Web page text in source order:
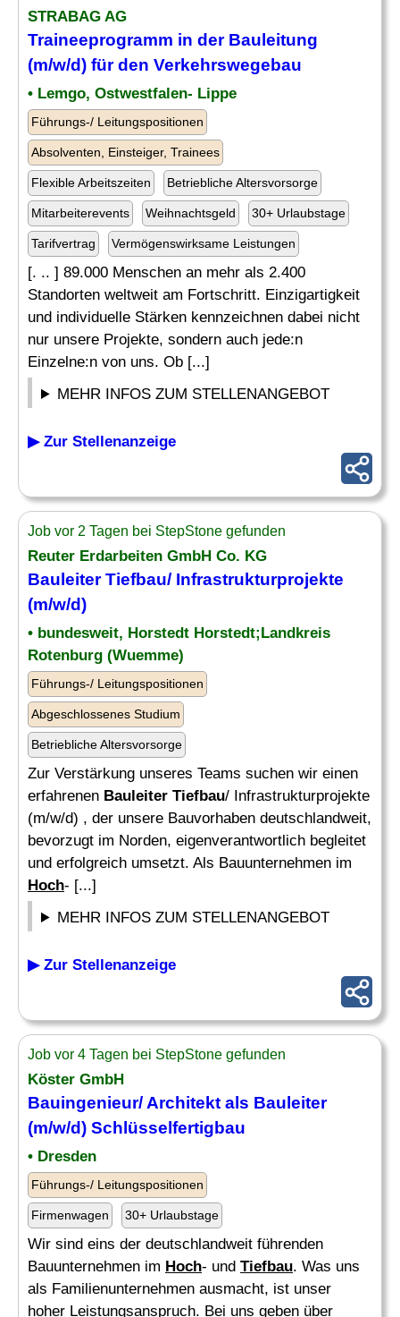
STRABAG AG
Traineeprogramm in der Bauleitung
(m/w/d) für den Verkehrswegebau
• Lemgo, Ostwestfalen- Lippe
Führungs-/ Leitungspositionen
Absolventen, Einsteiger, Trainees
Flexible Arbeitszeiten Betriebliche Altersvorsorge
Mitarbeiterevents Weihnachtsgeld 30+ Urlaubstage
Tarifvertrag Vermögenswirksame Leistungen
[. .. ] 89.000 Menschen an mehr als 2.400
Standorten weltweit am Fortschritt. Einzigartigkeit
und individuelle Stärken kennzeichnen dabei nicht
nur unsere Projekte, sondern auch jede:n
Einzelne:n von uns. Ob [...]
MEHR INFOS ZUM STELLENANGEBOT
▶ Zur Stellenanzeige
Job vor 2 Tagen bei StepStone gefunden
Reuter Erdarbeiten GmbH Co. KG
Bauleiter Tiefbau/ Infrastrukturprojekte
(m/w/d)
• bundesweit, Horstedt Horstedt;Landkreis
Rotenburg (Wuemme)
Führungs-/ Leitungspositionen
Abgeschlossenes Studium
Betriebliche Altersvorsorge
Zur Verstärkung unseres Teams suchen wir einen
erfahrenen Bauleiter Tiefbau/ Infrastrukturprojekte
(m/w/d) , der unsere Bauvorhaben deutschlandweit,
bevorzugt im Norden, eigenverantwortlich begleitet
und erfolgreich umsetzt. Als Bauunternehmen im
Hoch- [...]
MEHR INFOS ZUM STELLENANGEBOT
▶ Zur Stellenanzeige
Job vor 4 Tagen bei StepStone gefunden
Köster GmbH
Bauingenieur/ Architekt als Bauleiter
(m/w/d) Schlüsselfertigbau
• Dresden
Führungs-/ Leitungspositionen
Firmenwagen 30+ Urlaubstage
Wir sind eins der deutschlandweit führenden
Bauunternehmen im Hoch- und Tiefbau. Was uns
als Familienunternehmen ausmacht, ist unser
hoher Leistungsanspruch. Bei uns geben über